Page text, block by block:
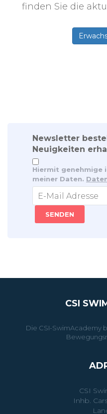
finden Sie die
Newsletter
Neuigkeiten
Hiermit genehmige
meiner Daten.
CSI
Die CSI-SwimAcademy
CSI
Inhb.